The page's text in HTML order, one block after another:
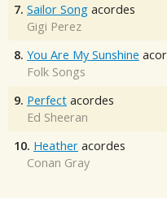
7. Sailor Song acordes
Gigi Perez
8. You Are My Sunshine
Folk Songs
9. Perfect acordes
Ed Sheeran
10. Heather acordes
Conan Gray